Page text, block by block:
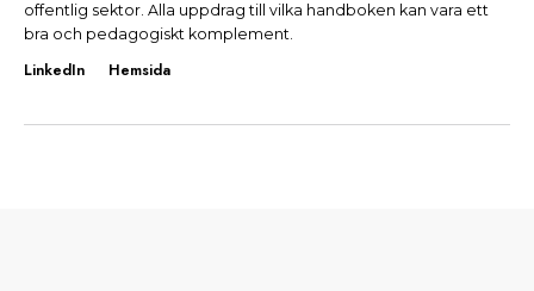
offentlig sektor. Alla uppdrag till vilka handboken kan vara ett
bra och pedagogiskt komplement.
LinkedIn Hemsida